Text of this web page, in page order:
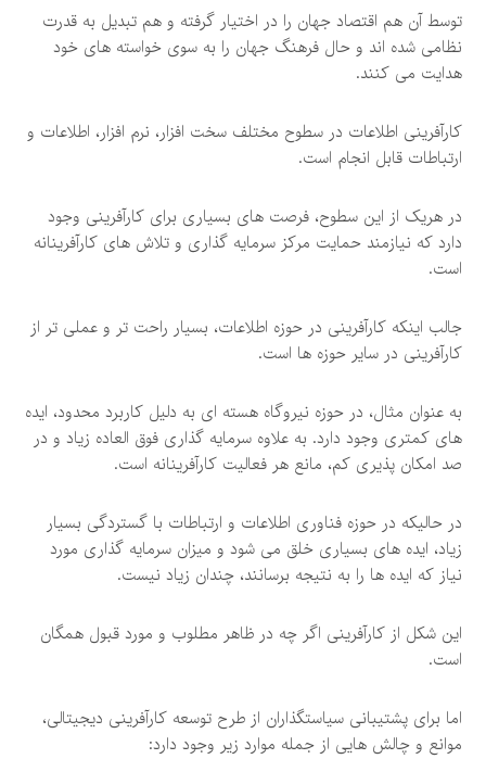
توسط آن هم اقتصاد جهان را در اختیار گرفته و هم تبدیل به قدرت
نظامی شده اند و حال فرهنگ جهان را به سوی خواسته های خود
هدایت می کنند.
کارآفرینی اطلاعات در سطوح مختلف سخت افزار، نرم افزار، اطلاعات و
ارتباطات قابل انجام است.
در هریک از این سطوح، فرصت های بسیاری برای کارآفرینی وجود
دارد که نیازمند حمایت مرکز سرمایه گذاری و تلاش های کارآفرینانه
است.
جالب اینکه کارآفرینی در حوزه اطلاعات، بسیار راحت تر و عملی تر از
کارآفرینی در سایر حوزه ها است.
به عنوان مثال، در حوزه نیروگاه هسته ای به دلیل کاربرد محدود، ایده
های کمتری وجود دارد. به علاوه سرمایه گذاری فوق العاده زیاد و در
صد امکان پذیری کم، مانع هر فعالیت کارآفرینانه است.
در حالیکه در حوزه فناوری اطلاعات و ارتباطات با گستردگی بسیار
زیاد، ایده های بسیاری خلق می شود و میزان سرمایه گذاری مورد
نیاز که ایده ها را به نتیجه برسانند، چندان زیاد نیست.
این شکل از کارآفرینی اگر چه در ظاهر مطلوب و مورد قبول همگان
است.
اما برای پشتیبانی سیاستگذاران از طرح توسعه کارآفرینی دیجیتالی،
موانع و چالش هایی از جمله موارد زیر وجود دارد: